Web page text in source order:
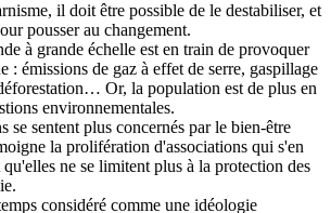
il doit être possible de le destabiliser, et
pousser au changement.
à grande échelle est en train de provoquer
: émissions de gaz à effet de serre, gaspillage
Or, la population est de plus en
environnementales.
se sentent plus concernés par le bien-être
la prolifération d'associations qui s'en
ne se limitent plus à la protection des
considéré comme une idéologie